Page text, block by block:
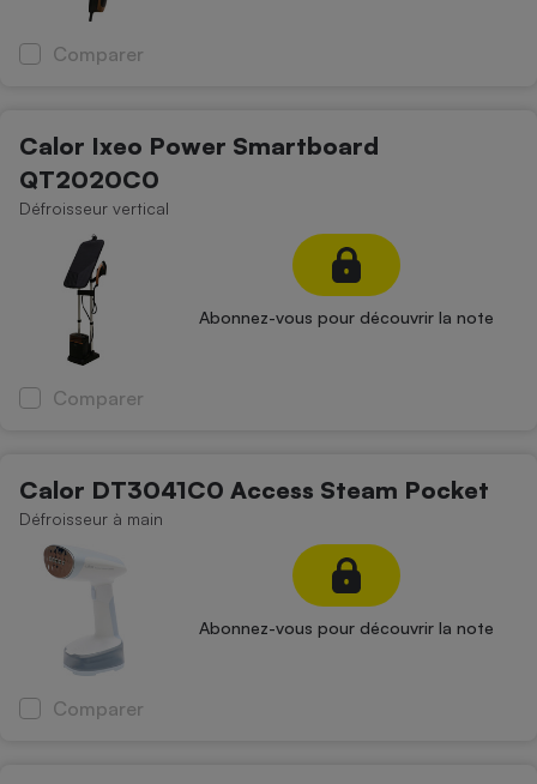
Comparer
Calor Ixeo Power Smartboard
QT2020C0
Défroisseur vertical
Abonnez-vous pour découvrir la note
Comparer
Calor DT3041C0 Access Steam Pocket
Défroisseur à main
Abonnez-vous pour découvrir la note
Comparer